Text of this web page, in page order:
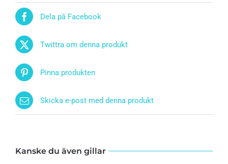
Dela på Facebook
Twittra om denna produkt
Pinna produkten
Skicka e-post med denna produkt
Kanske du även gillar